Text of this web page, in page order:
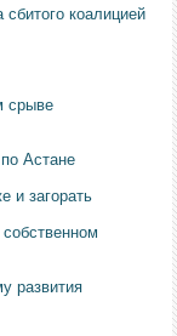
коалицией
срыве
Астане
и загорать
развития